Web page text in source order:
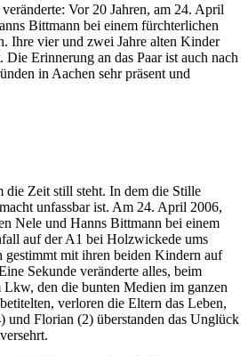
Vor 20 Jahren, am 24. April
Bittmann bei einem fürchterlichen
Ihre vier und zwei Jahre alten Kinder
Die Erinnerung an das Paar ist auch nach
in Aachen sehr präsent und
die Zeit still steht. In dem die Stille
unfassbar ist. Am 24. April 2006,
Nele und Hanns Bittmann bei einem
auf der A1 bei Holzwickede ums
mit ihren beiden Kindern auf
Sekunde veränderte alles, beim
Lkw, den die bunten Medien im ganzen
verloren die Eltern das Leben,
und Florian (2) überstanden das Unglück